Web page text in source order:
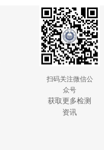
扫码关注微信公
众号
获取更多检测
资讯